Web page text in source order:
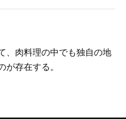
、肉料理の中でも独自の地
存在する。